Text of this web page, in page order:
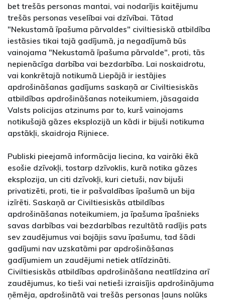
bet trešās personas mantai, vai nodarījis kaitējumu
trešās personas veselībai vai dzīvībai. Tātad
"Nekustamā īpašuma pārvaldes" civiltiesiskā atbildība
iestāsies tikai tajā gadījumā, ja negadījumā būs
vainojama "Nekustamā īpašuma pārvalde", proti, tās
nepienācīga darbība vai bezdarbība. Lai noskaidrotu,
vai konkrētajā notikumā Liepājā ir iestājies
apdrošināšanas gadījums saskaņā ar Civiltiesiskās
atbildības apdrošināšanas noteikumiem, jāsagaida
Valsts policijas atzinums par to, kurš vainojams
notikušajā gāzes eksplozijā un kādi ir bijuši notikuma
apstākļi, skaidroja Rijniece.
Publiski pieejamā informācija liecina, ka vairāki ēkā
esošie dzīvokļi, tostarp dzīvoklis, kurā notika gāzes
eksplozija, un citi dzīvokļi, kuri cietuši, nav bijuši
privatizēti, proti, tie ir pašvaldības īpašumā un bija
izīrēti. Saskaņā ar Civiltiesiskās atbildības
apdrošināšanas noteikumiem, ja īpašuma īpašnieks
savas darbības vai bezdarbības rezultātā radījis pats
sev zaudējumus vai bojājis savu īpašumu, tad šādi
gadījumi nav uzskatāmi par apdrošināšanas
gadījumiem un zaudējumi netiek atlīdzināti.
Civiltiesiskās atbildības apdrošināšana neatlīdzina arī
zaudējumus, ko tieši vai netieši izraisījis apdrošinājuma
ņēmēja, apdrošinātā vai trešās personas ļauns nolūks